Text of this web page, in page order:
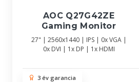
AOC Q27G42ZE
Gaming Monitor
27" | 2560x1440 | IPS | 0x VGA |
0x DVI | 1x DP | 1x HDMI
3 év garancia